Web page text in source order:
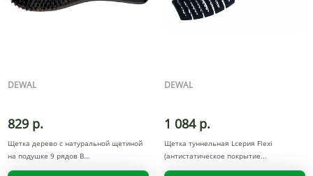
DEWAL
829 р.
Щетка дерево с натуральной щетиной
на подушке 9 рядов B
DEWAL
1 084 р.
Щетка туннельная Lсерия Flexi
(антистатическое покрытие